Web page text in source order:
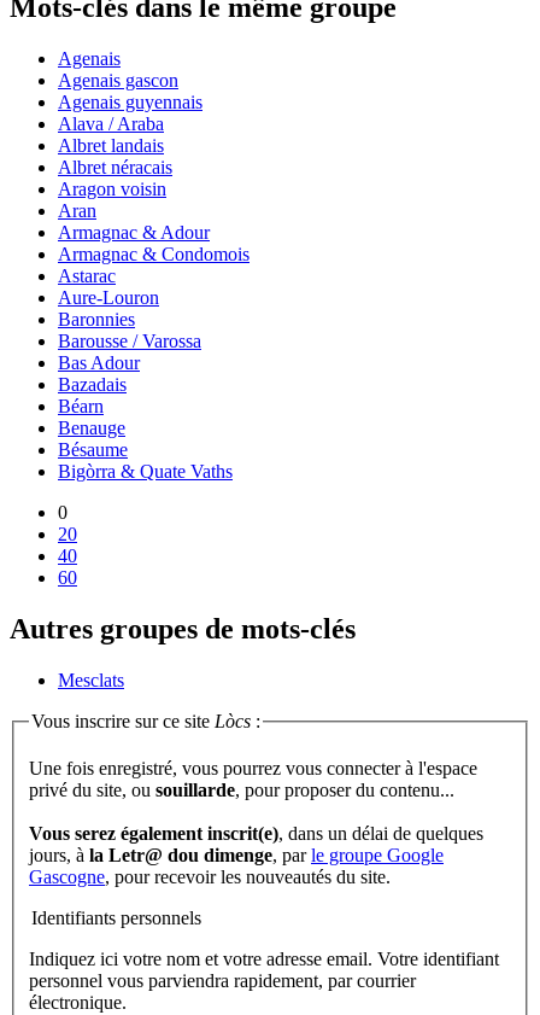
Mots-clés dans le même groupe
Agenais
Agenais gascon
Agenais guyennais
Alava / Araba
Albret landais
Albret néracais
Aragon voisin
Aran
Armagnac & Adour
Armagnac & Condomois
Astarac
Aure-Louron
Baronnies
Barousse / Varossa
Bas Adour
Bazadais
Béarn
Benauge
Bésaume
Bigòrra & Quate Vaths
0
20
40
60
Autres groupes de mots-clés
Mesclats
Vous inscrire sur ce site Lòcs :
Une fois enregistré, vous pourrez vous connecter à l'espace
privé du site, ou souillarde , pour proposer du contenu...
Vous serez également inscrit(e), dans un délai de quelques
jours, à la Letr@ dou dimenge, parle groupe Google
Gascogne, pour recevoir les nouveautés du site.
Identifiants personnels
Indiquez ici votre nom et votre adresse email. Votre identifiant
personnel vous parviendra rapidement, par courrier
électronique.